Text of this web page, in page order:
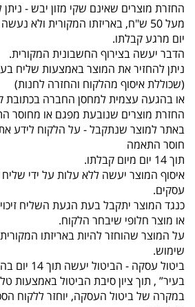
החזרת מוצרים שאינם שקי מזון יבש -
יום מרגע קבלתו.
הדבר יעשה בצירוף החשבונית המקורית.
(שכוללת איסוף מהלקוח והחזרה לחנות)
או בהגעה עצמית למחסן החברה בכתובת קראוזה
החזרת מוצרים שנובעת מפגם או מחוסר
באתר למוצר שנתקבל - על הלקוח לידע
חוסר התאמה
תוך 14 יום מיום קבלתו.
איסוף המוצר יעשה ללא עלות על ידי שליח עד 3
עסקים.
כנגד המוצר יתקבל בעת הגעת השליח
או מוצר חלופי שיבחר הלקוח.
על המוצר שהוחזר להיות באריזתו
שימוש.
ביטול עסקה -
בעיר” , תוך ציון סיבת הביטול באמצעות טלפון 077-
במקרה של ביטול העסקה, יוחזר ללקוח